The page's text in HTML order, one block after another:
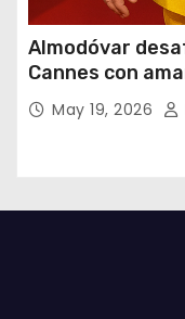
Almodóvar
Cannes con
May 19, 2026